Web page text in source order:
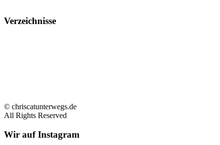
Verzeichnisse
© chriscatunterwegs.de
All Rights Reserved
Wir auf Instagram